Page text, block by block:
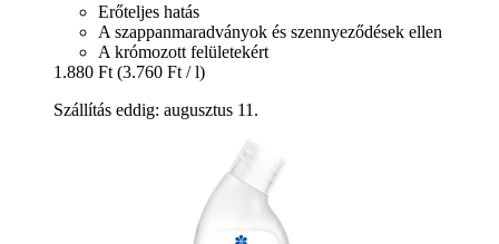
Erőteljes hatás
A szappanmaradványok és szennyeződések ellen
A krómozott felületekért
1.880 Ft (3.760 Ft / l)
Szállítás eddig: augusztus 11.